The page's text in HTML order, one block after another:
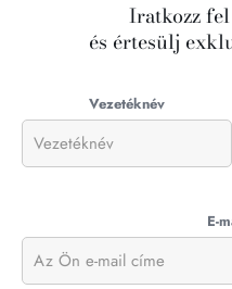
Iratkozz fel
és értesülj
Vezetéknév
E-